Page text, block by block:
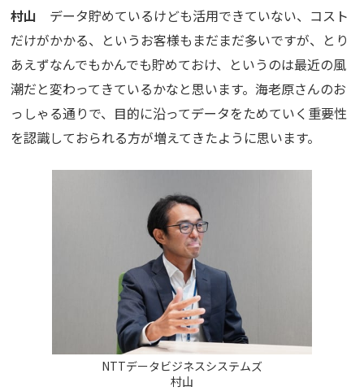
村山
データ貯めているけども活用できていない、コスト
だけがかかる、というお客様もまだまだ多いですが、とり
あえずなんでもかんでも貯めておけ、というのは最近の風
潮だと変わってきているかなと思います。海老原さんのお
っしゃる通りで、目的に沿ってデータをためていく重要性
を認識しておられる方が増えてきたように思います。
NTTデータビジネスシステムズ
村山